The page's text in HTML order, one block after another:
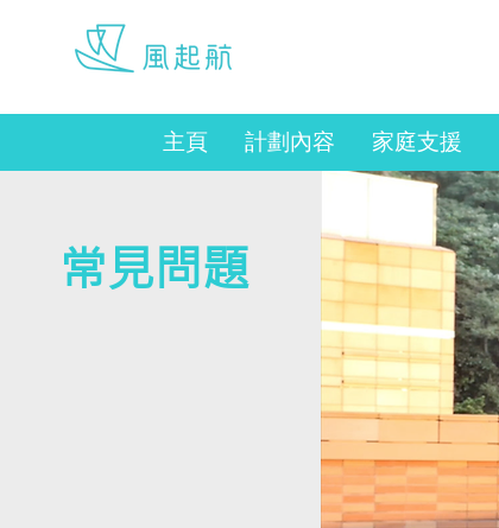
主頁 計劃內容 家庭支援
常見問題